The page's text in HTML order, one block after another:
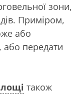
зони,
Приміром,
або
або передати
також